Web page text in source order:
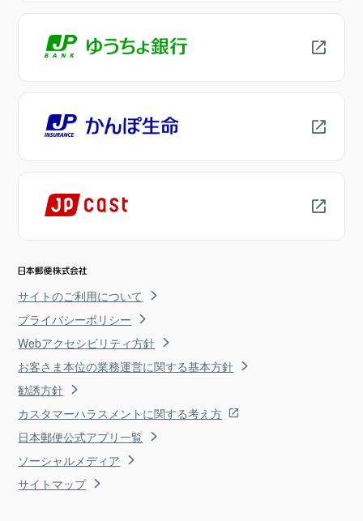
サイトのご利用について
プライバシーポリシー
Webアクセシビリティ方針
お客さま本位の業務運営に関する基本方針
勧誘方針
カスタマーハラスメントに関する考え方
日本郵便公式アプリ一覧
ソーシャルメディア
サイトマップ